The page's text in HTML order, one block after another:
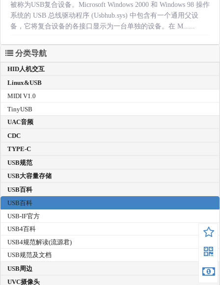
被称为USB复合设备。Microsoft Windows 2000 和 Windows 98 操作
系统的 USB 总线驱动程序 (Usbhub.sys) 中包含有一个通用父设
备，它将复合设备的各接口显示为一台单独的设备。在 M......
分类导航
HID人机交互
Linux&USB
MIDI V1.0
TinyUSB
UAC音频
CDC
TYPE-C
USB规范
USB大容量存储
USB百科
USB百科
USB-IF官方
USB4百科
USB4规范解读(流源君)
USB规范及文档
USB周边
UVC摄像头